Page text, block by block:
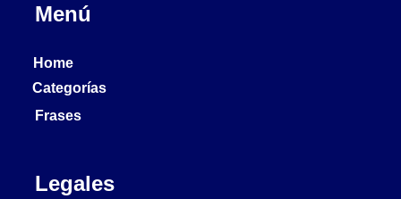
Menú
Home
Categorías
Frases
Legales